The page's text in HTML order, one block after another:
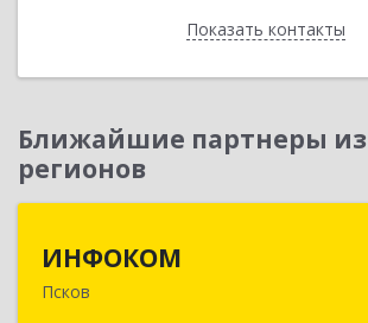
Показать контакты
Назад
Ближайшие партнеры из
регионов
ИНФОКОМ
Псков180000, Псковская обл, Псков г,